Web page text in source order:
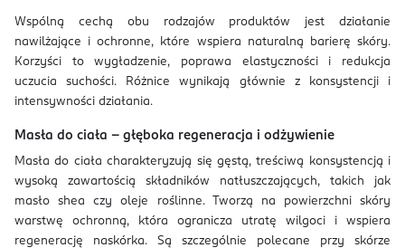
Wspólną cechą obu rodzajów produktów jest działanie
nawilżające i ochronne, które wspiera naturalną barierę skóry.
Korzyści to wygładzenie, poprawa elastyczności i redukcja
uczucia suchości. Różnice wynikają głównie z konsystencji i
intensywności działania.
Masła do ciała – głęboka regeneracja i odżywienie
Masła do ciała charakteryzują się gęstą, treściwą konsystencją i
wysoką zawartością składników natłuszczających, takich jak
masło shea czy oleje roślinne. Tworzą na powierzchni skóry
warstwę ochronną, która ogranicza utratę wilgoci i wspiera
regenerację naskórka. Są szczególnie polecane przy skórze